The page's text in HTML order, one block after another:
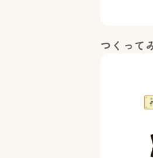
つくって